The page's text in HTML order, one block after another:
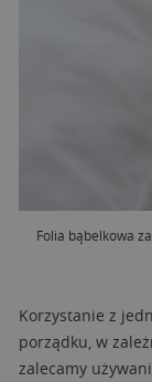
Folia bąbelkowa
Korzystanie z
porządku, w
zalecamy